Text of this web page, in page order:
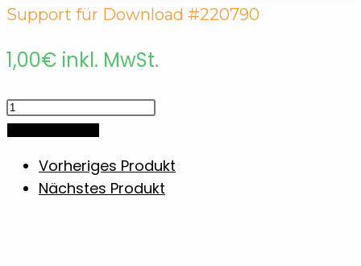
Support für Download #220790
1,00€ inkl. MwSt.
Support
für
#220790
Menge
Vorheriges Produkt
Nächstes Produkt